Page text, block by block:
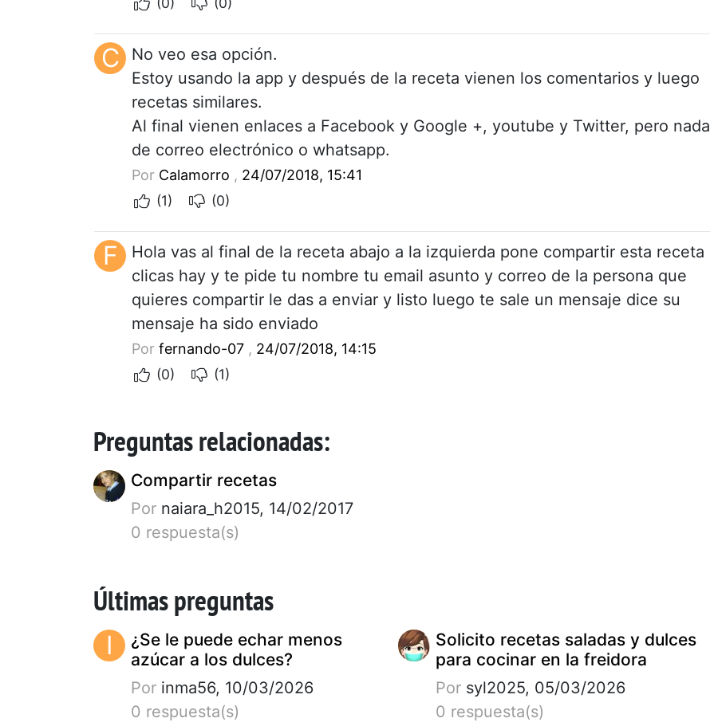
C
No veo esa opción.
Estoy usando la app y después de la receta vienen los comentarios y luego
recetas similares.
Al final vienen enlaces a Facebook y Google +, youtube y Twitter, pero nada
de correo electrónico o whatsapp.
Por Calamorro , 24/07/2018, 15:41
(1)
(0)
F
Hola vas al final de la receta abajo a la izquierda pone compartir esta receta
clicas hay y te pide tu nombre tu email asunto y correo de la persona que
quieres compartir le das a enviar y listo luego te sale un mensaje dice su
mensaje ha sido enviado
Por fernando-07 , 24/07/2018, 14:15
(0)
(1)
Preguntas relacionadas:
Compartir recetas
Por naiara_h2015, 14/02/2017
0 respuesta(s)
Últimas preguntas
I
¿Se le puede echar menos
azúcar a los dulces?
Por inma56, 10/03/2026
0 respuesta(s)
Solicito recetas saladas y dulces
para cocinar en la freidora
Porsyl2025, 05/03/2026
0 respuesta(s)